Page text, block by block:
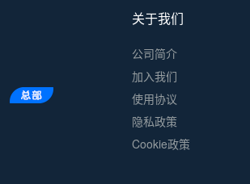
关于我们
公司简介
加入我们
使用协议
隐私政策
Cookie政策